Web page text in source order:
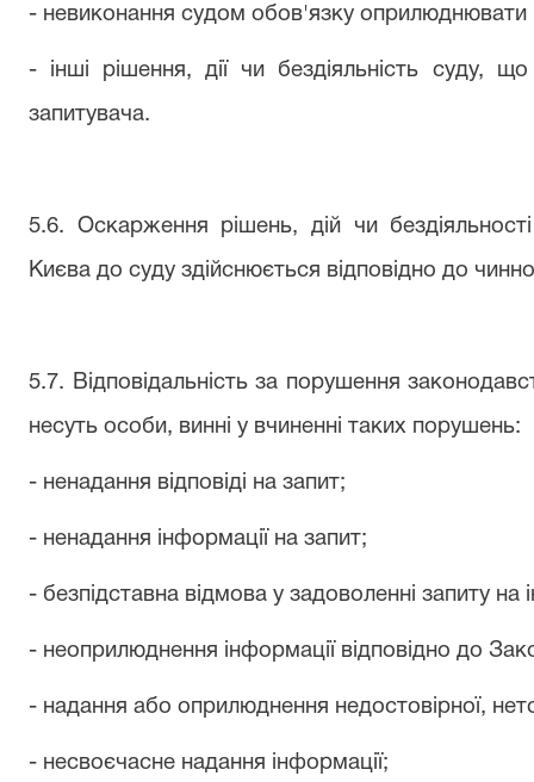
- невиконання судом обов'язку оприлюднювати
- інші рішення, дії чи бездіяльність суду,
запитувача.
5.6. Оскарження рішень, дій чи
Києва до суду здійснюється відповідно до
5.7. Відповідальність за порушення
несуть особи, винні у вчиненні таких порушень:
- ненадання відповіді на запит;
- ненадання інформації на запит;
- безпідставна відмова у задоволенні запиту на
- неоприлюднення інформації відповідно до
- надання або оприлюднення недостовірної,
- несвоєчасне надання інформації;